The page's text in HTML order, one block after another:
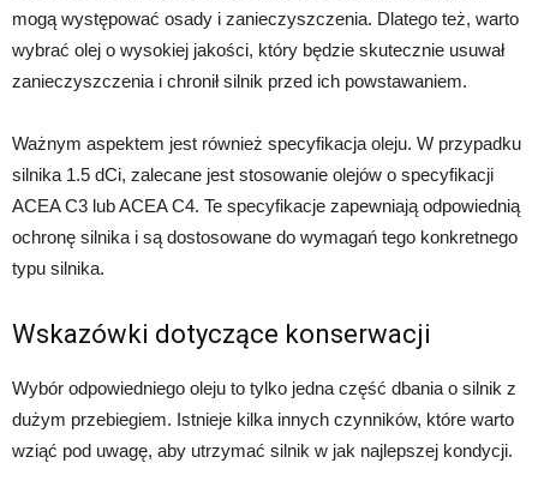
mogą występować osady i zanieczyszczenia. Dlatego też, warto
wybrać olej o wysokiej jakości, który będzie skutecznie usuwał
zanieczyszczenia i chronił silnik przed ich powstawaniem.
Ważnym aspektem jest również specyfikacja oleju. W przypadku
silnika 1.5 dCi, zalecane jest stosowanie olejów o specyfikacji
ACEA C3 lub ACEA C4. Te specyfikacje zapewniają odpowiednią
ochronę silnika i są dostosowane do wymagań tego konkretnego
typu silnika.
Wskazówki dotyczące konserwacji
Wybór odpowiedniego oleju to tylko jedna część dbania o silnik z
dużym przebiegiem. Istnieje kilka innych czynników, które warto
wziąć pod uwagę, aby utrzymać silnik w jak najlepszej kondycji.